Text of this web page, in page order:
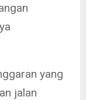
yang
jalan